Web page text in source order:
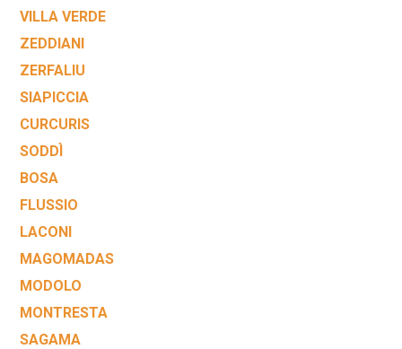
VILLA VERDE
ZEDDIANI
ZERFALIU
SIAPICCIA
CURCURIS
SODDÌ
BOSA
FLUSSIO
LACONI
MAGOMADAS
MODOLO
MONTRESTA
SAGAMA